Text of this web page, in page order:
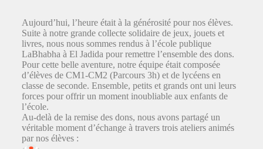
Aujourd’hui, l’heure était à la générosité pour nos élèves.
Suite à notre grande collecte solidaire de jeux, jouets et
livres, nous nous sommes rendus à l’école publique
LaBhabha à El Jadida pour remettre l’ensemble des dons.
Pour cette belle aventure, notre équipe était composée
d’élèves de CM1-CM2 (Parcours 3h) et de lycéens en
classe de seconde. Ensemble, petits et grands ont uni leurs
forces pour offrir un moment inoubliable aux enfants de
l’école.
Au-delà de la remise des dons, nous avons partagé un
véritable moment d’échange à travers trois ateliers animés
par nos élèves :